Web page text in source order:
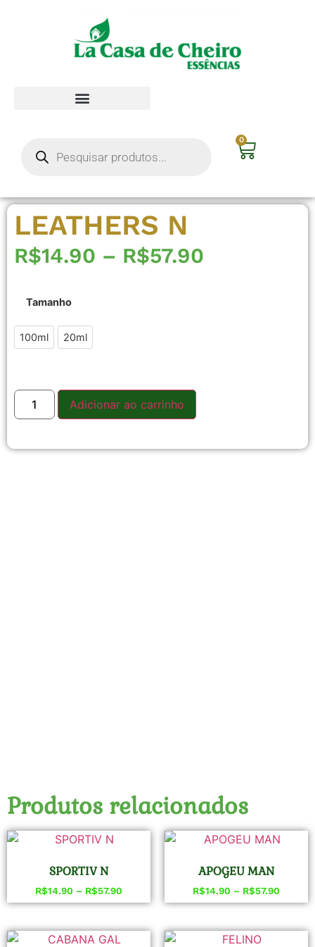
0
LEATHERS N
R$14.90 – R$57.90
Tamanho
100ml 20ml
Adicionar ao carrinho
Produtos relacionados
SPORTIV N
R$14.90 – R$57.90
APOGEU MAN
R$14.90 – R$57.90